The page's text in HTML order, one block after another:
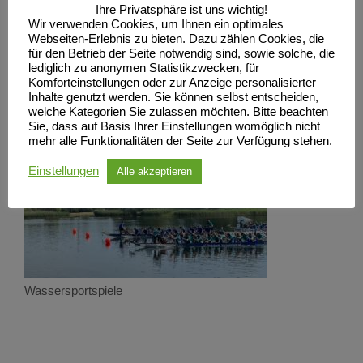
Alle Infos immer auf https://www.sc-
neubrandenburg.de/wssp/
Wassersportspiele
Ihre Privatsphäre ist uns wichtig!
Wir verwenden Cookies, um Ihnen ein optimales
Webseiten-Erlebnis zu bieten. Dazu zählen Cookies, die
für den Betrieb der Seite notwendig sind, sowie solche, die
lediglich zu anonymen Statistikzwecken, für
Komforteinstellungen oder zur Anzeige personalisierter
Inhalte genutzt werden. Sie können selbst entscheiden,
welche Kategorien Sie zulassen möchten. Bitte beachten
Sie, dass auf Basis Ihrer Einstellungen womöglich nicht
mehr alle Funktionalitäten der Seite zur Verfügung stehen.
Einstellungen Alle akzeptieren